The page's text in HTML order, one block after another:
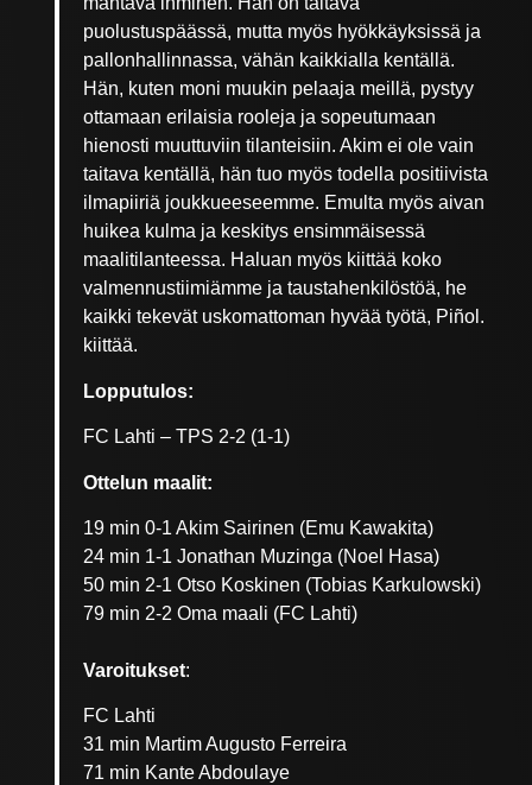
puolustuspäässä, mutta myös hyökkäyksissä ja
pallonhallinnassa, vähän kaikkialla kentällä.
Hän, kuten moni muukin pelaaja meillä, pystyy
ottamaan erilaisia rooleja ja sopeutumaan
hienosti muuttuviin tilanteisiin. Akim ei ole vain
taitava kentällä, hän tuo myös todella positiivista
ilmapiiriä joukkueeseemme. Emulta myös aivan
huikea kulma ja keskitys ensimmäisessä
maalitilanteessa. Haluan myös kiittää koko
valmennustiimiämme ja taustahenkilöstöä, he
kaikki tekevät uskomattoman hyvää työtä, Piñol.
kiittää.
Lopputulos:
FC Lahti – TPS 2-2 (1-1)
Ottelun maalit:
19 min 0-1 Akim Sairinen (Emu Kawakita)
24 min 1-1 Jonathan Muzinga (Noel Hasa)
50 min 2-1 Otso Koskinen (Tobias Karkulowski)
79 min 2-2 Oma maali (FC Lahti)
Varoitukset:
FC Lahti
31 min Martim Augusto Ferreira
71 min Kante Abdoulaye